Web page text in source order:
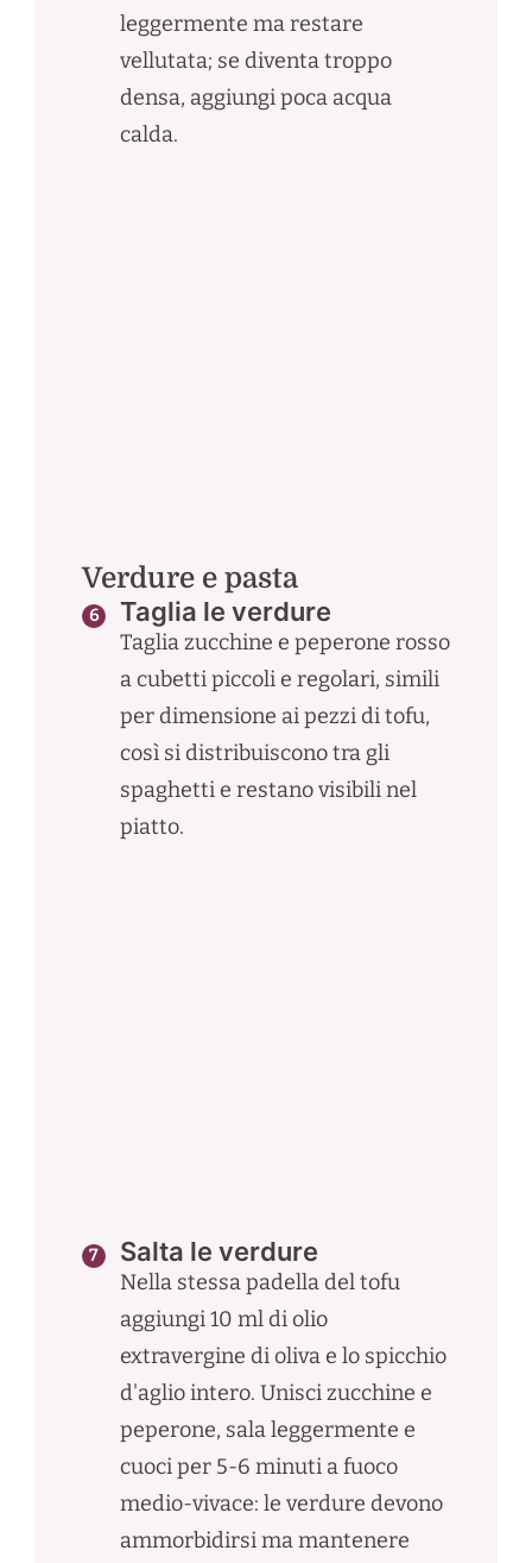
leggermente ma restare
vellutata; se diventa troppo
densa, aggiungi poca acqua
calda.
Verdure e pasta
Taglia le verdure
Taglia zucchine e peperone rosso
a cubetti piccoli e regolari, simili
per dimensione ai pezzi di tofu,
così si distribuiscono tra gli
spaghetti e restano visibili nel
piatto.
Salta le verdure
Nella stessa padella del tofu
aggiungi 10 ml di olio
extravergine di oliva e lo spicchio
d'aglio intero. Unisci zucchine e
peperone, sala leggermente e
cuoci per 5-6 minuti a fuoco
medio-vivace: le verdure devono
ammorbidirsi ma mantenere